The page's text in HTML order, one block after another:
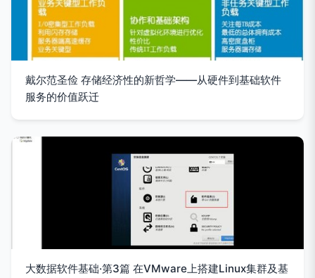
戴尔范圣俭 存储经济性的新哲学——从硬件到基础软件
服务的价值跃迁
大数据软件基础·第3篇 在VMware上搭建Linux集群及基